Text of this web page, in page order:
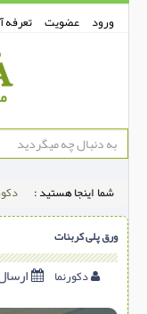
ورود عضویت تعرفه
دکورنما
دیوارپوش
دکوراسیون داخلی
درب و پنجره
شما اینجا هستید :
ورق پلی کربنات
دکورنما